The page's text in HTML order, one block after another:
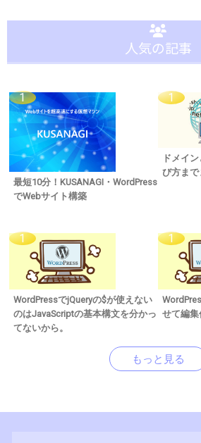
人気の記事
最短10分！KUSANAGI・WordPress
でWebサイト構築
ドメイ
び方ま
WordPressでjQueryの$が使えない
のはJavaScriptの基本構文を分かっ
てないから。
せて編
もっと見る